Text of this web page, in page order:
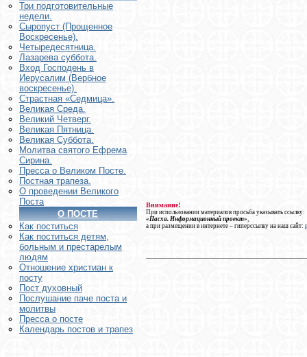
Три подготовительные
недели.
Сыропуст (Прощенное
Воскресенье).
Четыредесятница.
Лазарева суббота.
Вход Господень в
Иерусалим (Вербное
воскресенье).
Страстная «Седмица».
Великая Среда.
Великий Четверг.
Великая Пятница.
Великая Суббота.
Молитва святого Ефрема
Сирина.
Пресса о Великом Посте.
Постная трапеза.
О проведении Великого
Поста
О ПОСТЕ
Как поститься
Как поститься детям,
больным и престарелым
людям
Отношение христиан к
посту
Пост духовный
Послушание паче поста и
молитвы
Пресса о посте
Календарь постов и трапез
Внимание!
При использовании материалов просьба указывать ссылку:
«Пасха. Информационный проект»,
а при размещении в интернете – гиперссылку на наш сайт: